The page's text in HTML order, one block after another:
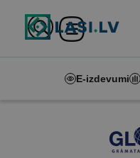
E-izdevumi